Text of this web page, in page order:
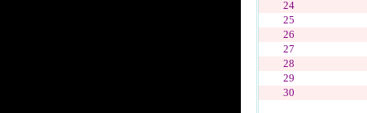
24
25
26
27
28
29
30